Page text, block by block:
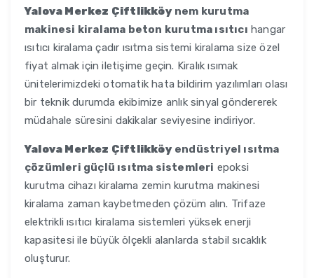
Yalova Merkez Çiftlikköynem kurutma
makinesi kiralama beton kurutma ısıtıcı hangar
ısıtıcı kiralama çadır ısıtma sistemi kiralama size özel
fiyat almak için iletişime geçin. Kiralık ısımak
ünitelerimizdeki otomatik hata bildirim yazılımları olası
bir teknik durumda ekibimize anlık sinyal göndererek
müdahale süresini dakikalar seviyesine indiriyor.
Yalova Merkez Çiftlikköyendüstriyel ısıtma
çözümleri güçlü ısıtma sistemleri epoksi
kurutma cihazı kiralama zemin kurutma makinesi
kiralama zaman kaybetmeden çözüm alın. Trifaze
elektrikli ısıtıcı kiralama sistemleri yüksek enerji
kapasitesi ile büyük ölçekli alanlarda stabil sıcaklık
oluşturur.